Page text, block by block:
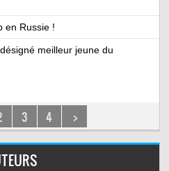
en Russie !
meilleur jeune du
3 4 >